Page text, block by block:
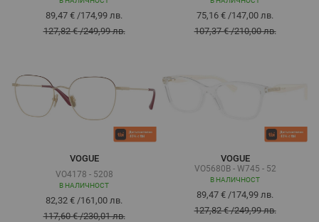
89,47 € /174,99 лв.
127,82 €/249,99 лв.
75,16 € /147,00 лв.
107,37 €/210,00 лв.
VOGUE
VO4178 - 5208
В НАЛИЧНОСТ
82,32 € /161,00 лв.
117,60 €/230,01 лв.
VOGUE
VO5680B - W745 - 52
В НАЛИЧНОСТ
89,47 € /174,99 лв.
127,82 €/249,99 лв.